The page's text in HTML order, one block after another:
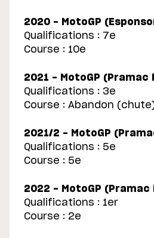
2020 - MotoGP
Qualifications : 7e
Course : 10e
2021 - MotoGP (Pramac
Qualifications : 3e
Course : Abandon
2021/2 - MotoGP
Qualifications : 5e
Course : 5e
2022 - MotoGP (Pramac
Qualifications : 1er
Course : 2e